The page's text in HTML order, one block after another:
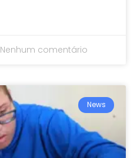
Nenhum comentário
News